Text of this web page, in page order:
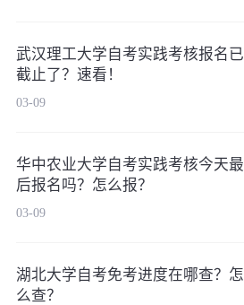
武汉理工大学自考实践考核报名已
截止了？速看！
03-09
华中农业大学自考实践考核今天最
后报名吗？怎么报？
03-09
湖北大学自考免考进度在哪查？怎
么查？